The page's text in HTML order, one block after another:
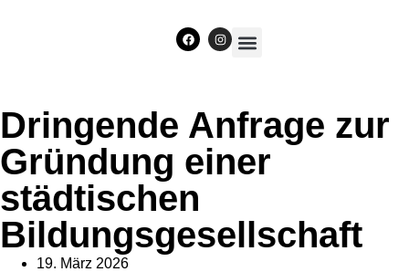
Dringende Anfrage zur
Gründung einer
städtischen
Bildungsgesellschaft
19. März 2026